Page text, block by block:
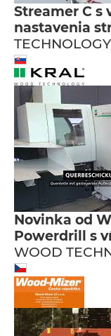
Streamer C s
nastavenia
Novinka od
Powerdrill s
WOOD